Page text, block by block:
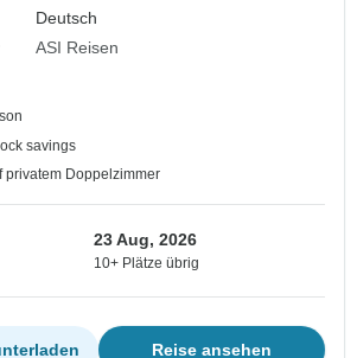
Deutsch
ASI Reisen
savings
privatem Doppelzimmer
23 Aug, 2026
10+ Plätze übrig
Reise ansehen